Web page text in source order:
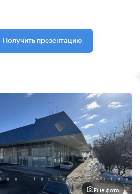
Получить презентацию
Еще фото